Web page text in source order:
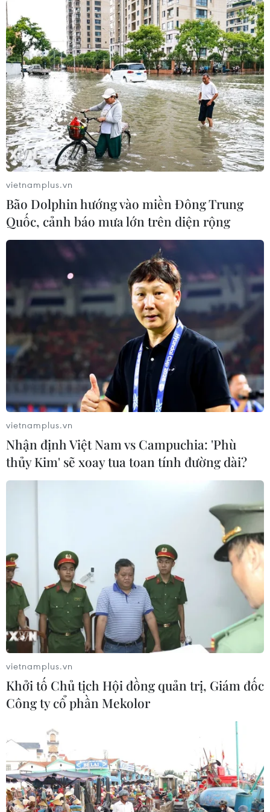
Cần Thơ và Israel tăng cường hợp tác phát
triển đa lĩnh vực
07/03/2018 11:36
Ngày 7/3, ​Ủy ban Nhân dân thành phố Cần Thơ đã có
buổi tiếp và làm việc với ông Nadav Eschar, Đại sứ
Israel ở Việt Nam về kế hoạch hợp tác đa lĩnh vực giữa
hai bên trong thời gian tới.
Việt Nam-Israel chia sẻ kinh nghiệm,
sáng kiến vì sự phát triển chung
25/06/2018 09:12
Học viện Chính trị quốc gia Hồ Chí Minh phối hợp Đại
sứ quán Israel tại Việt Nam tổ chức Tọa đàm “25 năm
quan hệ ngoại giao Việt Nam-Israel: Chia sẻ kinh
nghiệm và sáng kiến vì sự phát triển chung."
vietnamplus.vn
Bão Dolphin hướng vào miền Đông Trung
Quốc, cảnh báo mưa lớn trên diện rộng
vietnamplus.vn
Nhận định Việt Nam vs Campuchia: 'Phù
thủy Kim' sẽ xoay tua toan tính đường dài?
vietnamplus.vn
Khởi tố Chủ tịch Hội đồng quản trị, Giám đốc
Công ty cổ phần Mekolor